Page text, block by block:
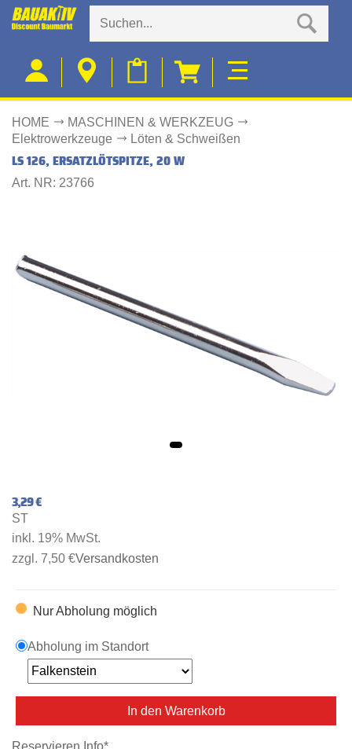
HOME
MASCHINEN & WERKZEUG
Elektrowerkzeuge
Löten & Schweißen
LS 126, ERSATZLÖTSPITZE, 20 W
Art. NR: 23766
3,29 €
ST
inkl. 19% MwSt.
zzgl. 7,50 €Versandkosten
Nur Abholung möglich
Abholung im Standort
In den Warenkorb
Reservieren Info*